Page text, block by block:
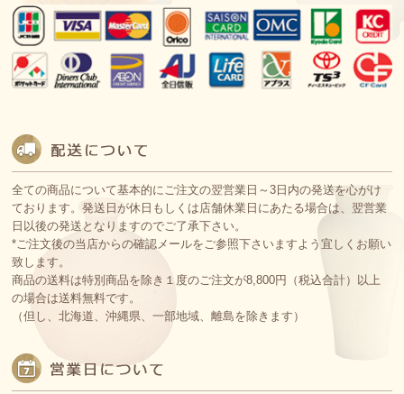
全ての商品について基本的にご注文の翌営業日～3日内の発送を心がけ
ております。発送日が休日もしくは店舗休業日にあたる場合は、翌営業
日以後の発送となりますのでご了承下さい。
*ご注文後の当店からの確認メールをご参照下さいますよう宜しくお願い
致します。
商品の送料は特別商品を除き１度のご注文が8,800円（税込合計）以上
の場合は送料無料です。
（但し、北海道、沖縄県、一部地域、離島を除きます）